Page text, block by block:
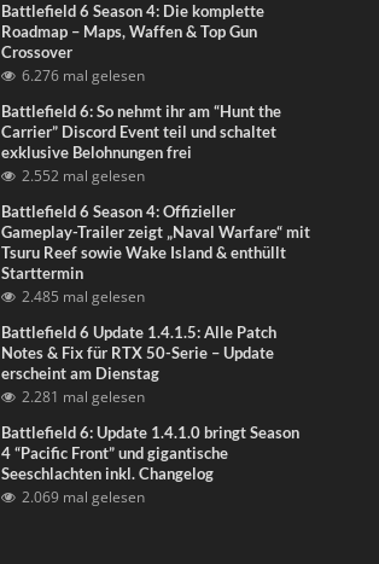
Battlefield 6 Season 4: Die komplette
Roadmap – Maps, Waffen & Top Gun
Crossover
6.276 mal gelesen
Battlefield 6: So nehmt ihr am “Hunt the
Carrier” Discord Event teil und schaltet
exklusive Belohnungen frei
2.552 mal gelesen
Battlefield 6 Season 4: Offizieller
Gameplay-Trailer zeigt „Naval Warfare“ mit
Tsuru Reef sowie Wake Island & enthüllt
Starttermin
2.485 mal gelesen
Battlefield 6 Update 1.4.1.5: Alle Patch
Notes & Fix für RTX 50-Serie – Update
erscheint am Dienstag
2.281 mal gelesen
Battlefield 6: Update 1.4.1.0 bringt Season
4 “Pacific Front” und gigantische
Seeschlachten inkl. Changelog
2.069 mal gelesen